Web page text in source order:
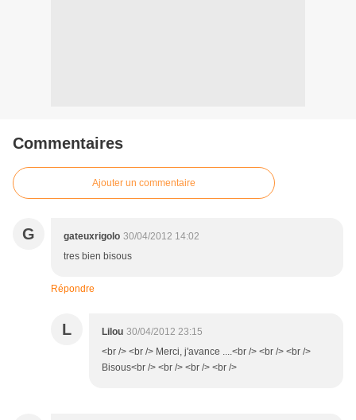
Commentaires
Ajouter un commentaire
G gateuxrigolo 30/04/2012 14:02
tres bien bisous
Répondre
L Lilou 30/04/2012 23:15
<br /> <br /> Merci, j'avance ....<br /> <br /> <br />
Bisous<br /> <br /> <br /> <br />